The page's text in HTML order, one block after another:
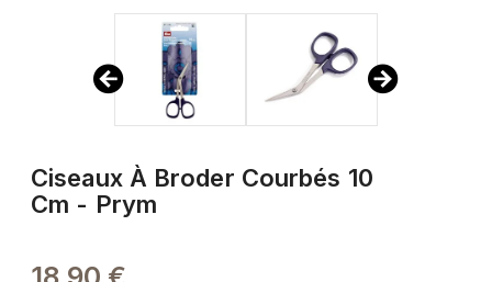
Ciseaux À Broder Courbés 10
Cm - Prym